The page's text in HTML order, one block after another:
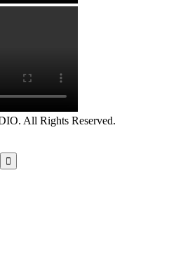
All Rights Reserved.